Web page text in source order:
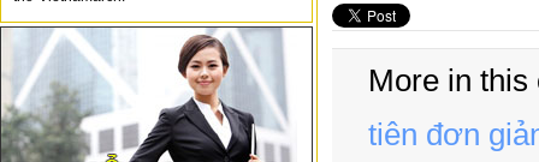
More in this
tiên đơn